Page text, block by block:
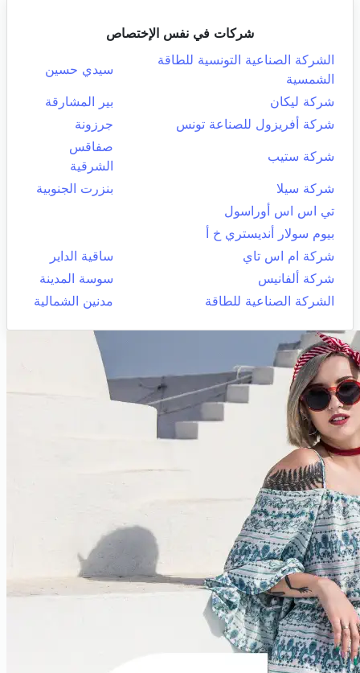
شركات في نفس الإختصاص
الشركة الصناعية التونسية للطاقة
الشمسية
سيدي حسين
شركة ليكان
بير المشارقة
شركة أفريزول للصناعة تونس
جرزونة
شركة ستيب
صفاقس
الشرقية
شركة سيلا
بنزرت الجنوبية
تي اس اس أوراسول
بيوم سولار أنديستري خ أ
شركة ام اس تاي
ساقية الداير
شركة ألفانيس
سوسة المدينة
الشركة الصناعية للطاقة
مدنين الشمالية